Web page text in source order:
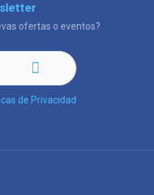
ofertas o eventos?
de Privacidad